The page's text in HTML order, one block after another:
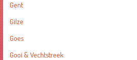
Gent
Gilze
Goes
Gooi & Vechtstreek